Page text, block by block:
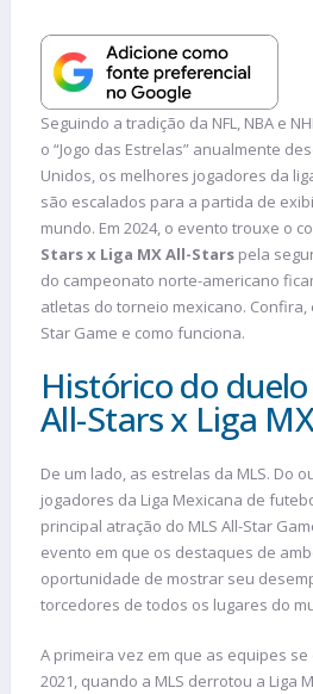
Seguindo a tradição da NFL, NBA e
o “Jogo das Estrelas” anualmente
Unidos, os melhores jogadores da
são escalados para a partida de
mundo. Em 2024, o evento trouxe o
Stars x Liga MX All-Stars pela
do campeonato norte-americano
atletas do torneio mexicano.
Star Game e como funciona.
Histórico do
All-Stars x Liga
De um lado, as estrelas da MLS. Do
jogadores da Liga Mexicana de
principal atração do MLS All-Star
evento em que os destaques de
oportunidade de mostrar seu
torcedores de todos os lugares do
A primeira vez em que as equipes
2021, quando a MLS derrotou a Liga